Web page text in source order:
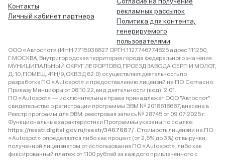
Контакты
Личный кабинет партнера
рекламных рассылок
Политика для контента,
генерируемого
пользователями
ООО «Автоспот» (ИНН 7715936827 ОРГН 1127746774825 адрес 111250,
Г.МОСКВА, Внутригородская территория города федерального значения
МУНИЦИПАЛЬНЫЙ ОКРУГ ЛЕФОРТОВО, ПРОЕЗД ЗАВОДА СЕРП И МОЛОТ,
Д. 10, ПОМЕЩ. 41Н/9, ОКВЭД 62.0) осуществляет деятельность по
разработке ПО «Autospot» и предоставлению лицензий на ПО. Согласно
Приказу Минцифры от 08.10.22, вид деятельности (код): 2.01.
ПО «Autospot» — исключительные права принадлежат ООО "Автоспот":
свидетельство о регистрации программы ЭВМ № 2018618687, внесена в
Реестр программ для ЭВМ, реестровая запись № 28745 от 09.07.2025 г.
Функциональные характеристики Программы указаны по ссылке:
https://reestr.digital.gov.ru/reestr/3467687/ . Стоимость лицензии на ПО
«Autospot» определяется либо как процент (от 2,5% до 3%) от выручки,
полученной лицензиатом от использования ПО «Autospot», либо как
фиксированный платеж от 1100 рублей за каждого привлеченного с